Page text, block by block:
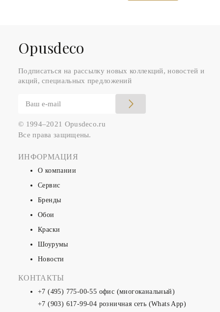
Оpusdeco
Подписаться на рассылку новых коллекций, новостей и
акций, специальных предложений
© 1994–2021 Opusdeco.ru
Все права защищены.
ИНФОРМАЦИЯ
О компании
Сервис
Бренды
Обои
Краски
Шоурумы
Новости
КОНТАКТЫ
+7 (495) 775-00-55 офис (многоканальный)
+7 (903) 617-99-04 розничная сеть (Whats App)